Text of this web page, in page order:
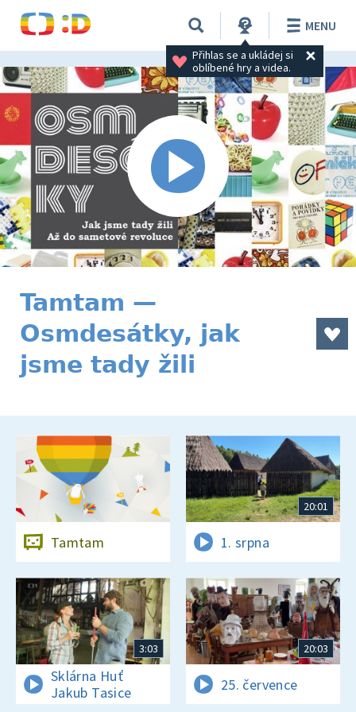
Přihlas se a ukládej si
oblíbené hry a videa.
MENU
Tamtam —
Osmdesátky, jak
jsme tady žili
Tamtam
20:01
1. srpna
3:03
Sklárna Huť
Jakub Tasice
20:03
25. července